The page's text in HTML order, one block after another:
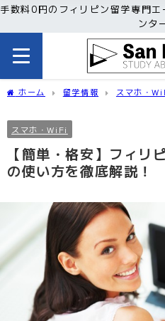
手数料0円のフィリピン留学専門
ンタ
ホーム 留学情報 スマホ・
スマホ・WiFi
【簡単・格安】フィ
の使い方を徹底解説！